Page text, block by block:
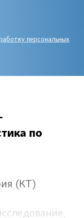
персональных
по
(КТ)